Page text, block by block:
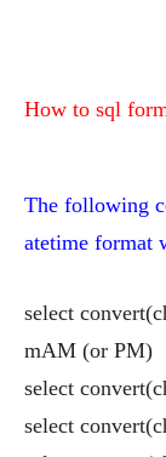
How to sql
The following
atetime format
select
mAM (or PM)
select
select